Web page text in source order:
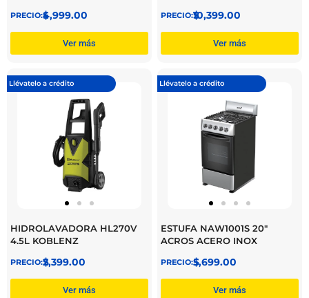
$
4,999.00
Ver más
$
10,399.00
Ver más
Llévatelo a crédito
HIDROLAVADORA HL270V
4.5L KOBLENZ
$
2,399.00
Ver más
Llévatelo a crédito
ESTUFA NAW1001S 20″
ACROS ACERO INOX
$
5,699.00
Ver más